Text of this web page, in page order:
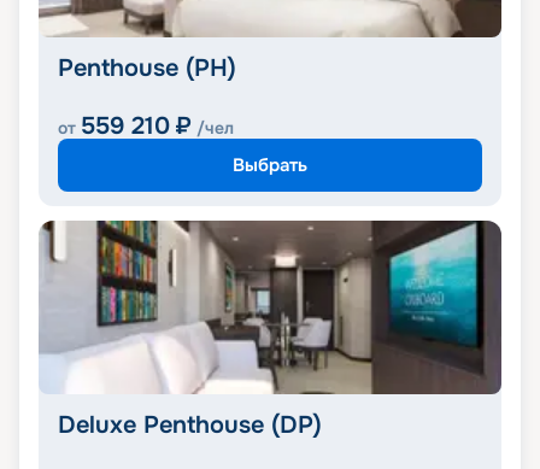
Penthouse (PH)
от 559 210 ₽ /чел
Выбрать
Deluxe Penthouse (DP)